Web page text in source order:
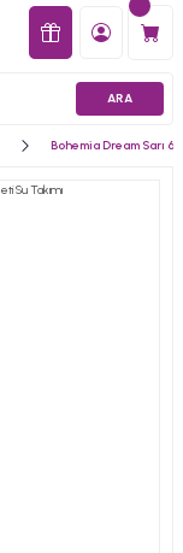
ARA
Bohemia Dream Sarı